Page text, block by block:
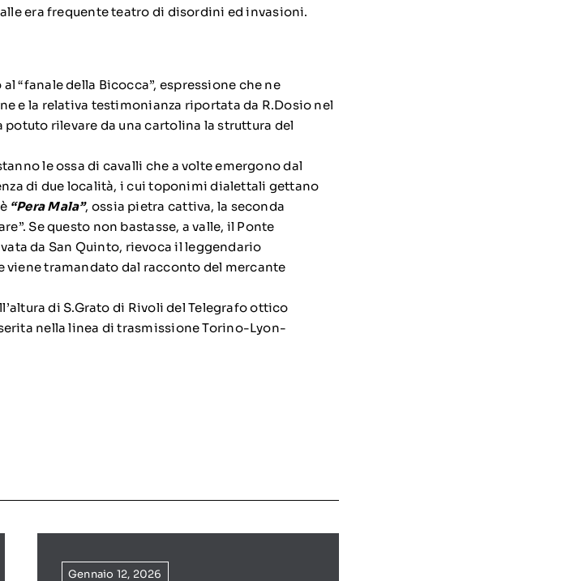
era frequente teatro di disordini ed invasioni.
“fanale della Bicocca”, espressione che ne
e la relativa testimonianza riportata da R.Dosio nel
potuto rilevare da una cartolina la struttura del
le ossa di cavalli che a volte emergono dal
di due località, i cui toponimi dialettali gettano
“Pera Mala”, ossia pietra cattiva, la seconda
Se questo non bastasse, a valle, il Ponte
da San Quinto, rievoca il leggendario
tramandato dal racconto del mercante
di S.Grato di Rivoli del Telegrafo ottico
nella linea di trasmissione Torino-Lyon-
Gennaio 12, 2026